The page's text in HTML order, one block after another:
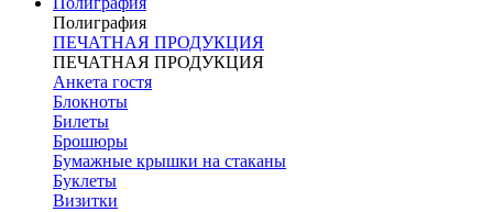
Полиграфия
ПЕЧАТНАЯ ПРОДУКЦИЯ
ПЕЧАТНАЯ ПРОДУКЦИЯ
Анкета гостя
Блокноты
Билеты
Брошюры
Бумажные крышки на стаканы
Буклеты
Визитки